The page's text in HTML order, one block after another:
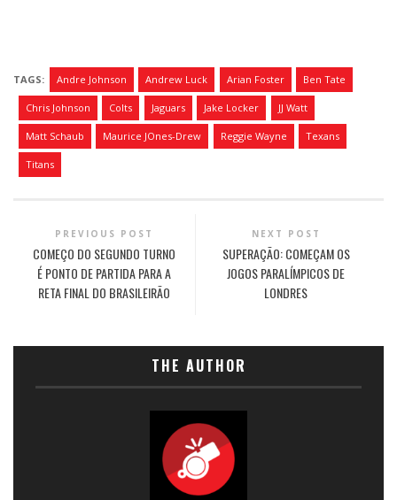
TAGS: Andre Johnson Andrew Luck Arian Foster Ben Tate
Chris Johnson Colts Jaguars Jake Locker JJ Watt
Matt Schaub Maurice JOnes-Drew Reggie Wayne Texans
Titans
PREVIOUS POST
COMEÇO DO SEGUNDO TURNO
É PONTO DE PARTIDA PARA A
RETA FINAL DO BRASILEIRÃO
NEXT POST
SUPERAÇÃO: COMEÇAM OS
JOGOS PARALÍMPICOS DE
LONDRES
THE AUTHOR